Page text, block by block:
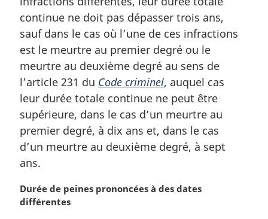
g
i
n
a
e
:
continue ne doit pas dépasser trois ans,
sauf dans le cas où l’une de ces infractions
est le meurtre au premier degré ou le
meurtre au deuxième degré au sens de
l’article 231 du Code criminel, auquel cas
leur durée totale continue ne peut être
supérieure, dans le cas d’un meurtre au
premier degré, à dix ans et, dans le cas
d’un meurtre au deuxième degré, à sept
ans.
N
o
Durée de peines prononcées à des dates
différentes